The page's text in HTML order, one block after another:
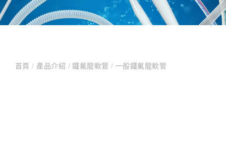
首頁/ 產品介紹 /鐵氟龍軟管/ 一般鐵氟龍軟管